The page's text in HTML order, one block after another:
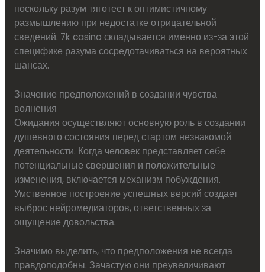
поскольку разум тяготеет к оптимистичному
размышлению при недостатке отрицательной
сведений. 7k casino складывается именно из-за этой
специфике разума сосредотачиваться на вероятных
шансах.
Значение предположений в создании чувства
волнения
Ожидания осуществляют основную роль в создании
душевного состояния перед стартом незнакомой
деятельности. Когда человек представляет себе
потенциальные свершения и положительные
изменения, включается механизм побуждения.
Умственное построение успешных версий создает
выброс нейромедиаторов, ответственных за
ощущение довольства.
Значимо выделить, что предположения не всегда
правдоподобны. Зачастую они преувеличивают